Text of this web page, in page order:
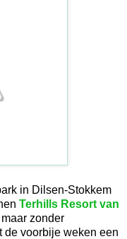
in Dilsen-Stokkem
Terhills Resort van
zonder
de voorbije weken een